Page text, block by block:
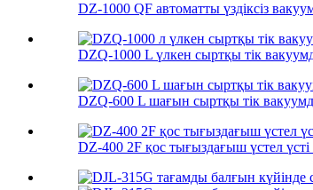
DZ-1000 QF автоматты үздіксіз
DZQ-1000 L үлкен сыртқы тік
DZQ-600 L шағын сыртқы тік
DZ-400 2F қос тығыздағыш үстел